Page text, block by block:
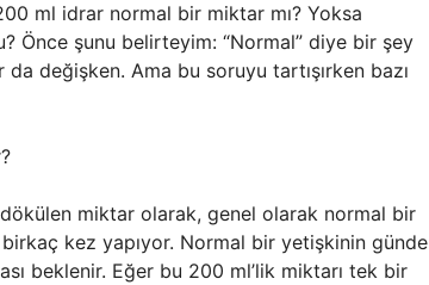
ml idrar normal bir miktar mı? Yoksa
Önce şunu belirteyim: “Normal” diye bir şey
değişken. Ama bu soruyu tartışırken bazı
miktar olarak, genel olarak normal bir
kez yapıyor. Normal bir yetişkinin günde
beklenir. Eğer bu 200 ml’lik miktarı tek bir